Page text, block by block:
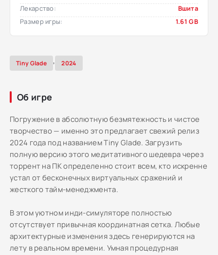
Лекарство:
Вшита
Размер игры:
1.61 GB
Tiny Glade , 2024
Об игре
Погружение в абсолютную безмятежность и чистое
творчество — именно это предлагает свежий релиз
2024 года под названием Tiny Glade. Загрузить
полную версию этого медитативного шедевра через
торрент на ПК определенно стоит всем, кто искренне
устал от бесконечных виртуальных сражений и
жесткого тайм-менеджмента.
В этом уютном инди-симуляторе полностью
отсутствует привычная координатная сетка. Любые
архитектурные изменения здесь генерируются на
лету в реальном времени. Умная процедурная